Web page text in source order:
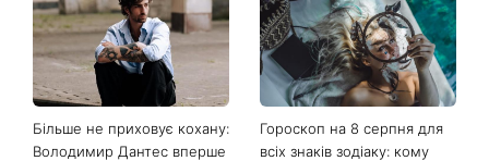
Більше не приховує кохану:
Володимир Дантес вперше
Гороскоп на 8 серпня для
всіх знаків зодіаку: кому